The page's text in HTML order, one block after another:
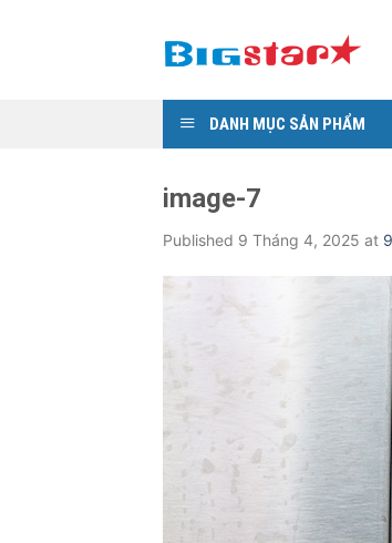
DANH MỤC SẢN PHẨM
image-7
Published 9 Tháng 4, 2025 at